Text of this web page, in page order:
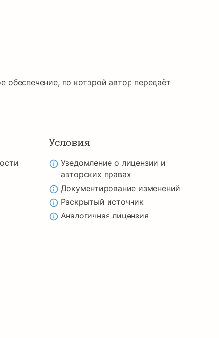
обеспечение, по которой автор передаёт
Условия
Уведомление о лицензии и
авторских правах
Документирование изменений
Раскрытый источник
Аналогичная лицензия